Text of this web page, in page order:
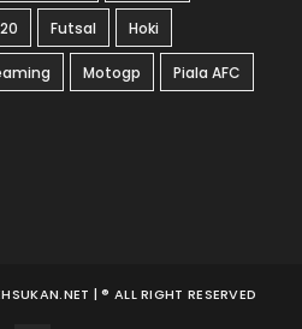
Futsal Hoki
Motogp Piala AFC
| ® ALL RIGHT RESERVED